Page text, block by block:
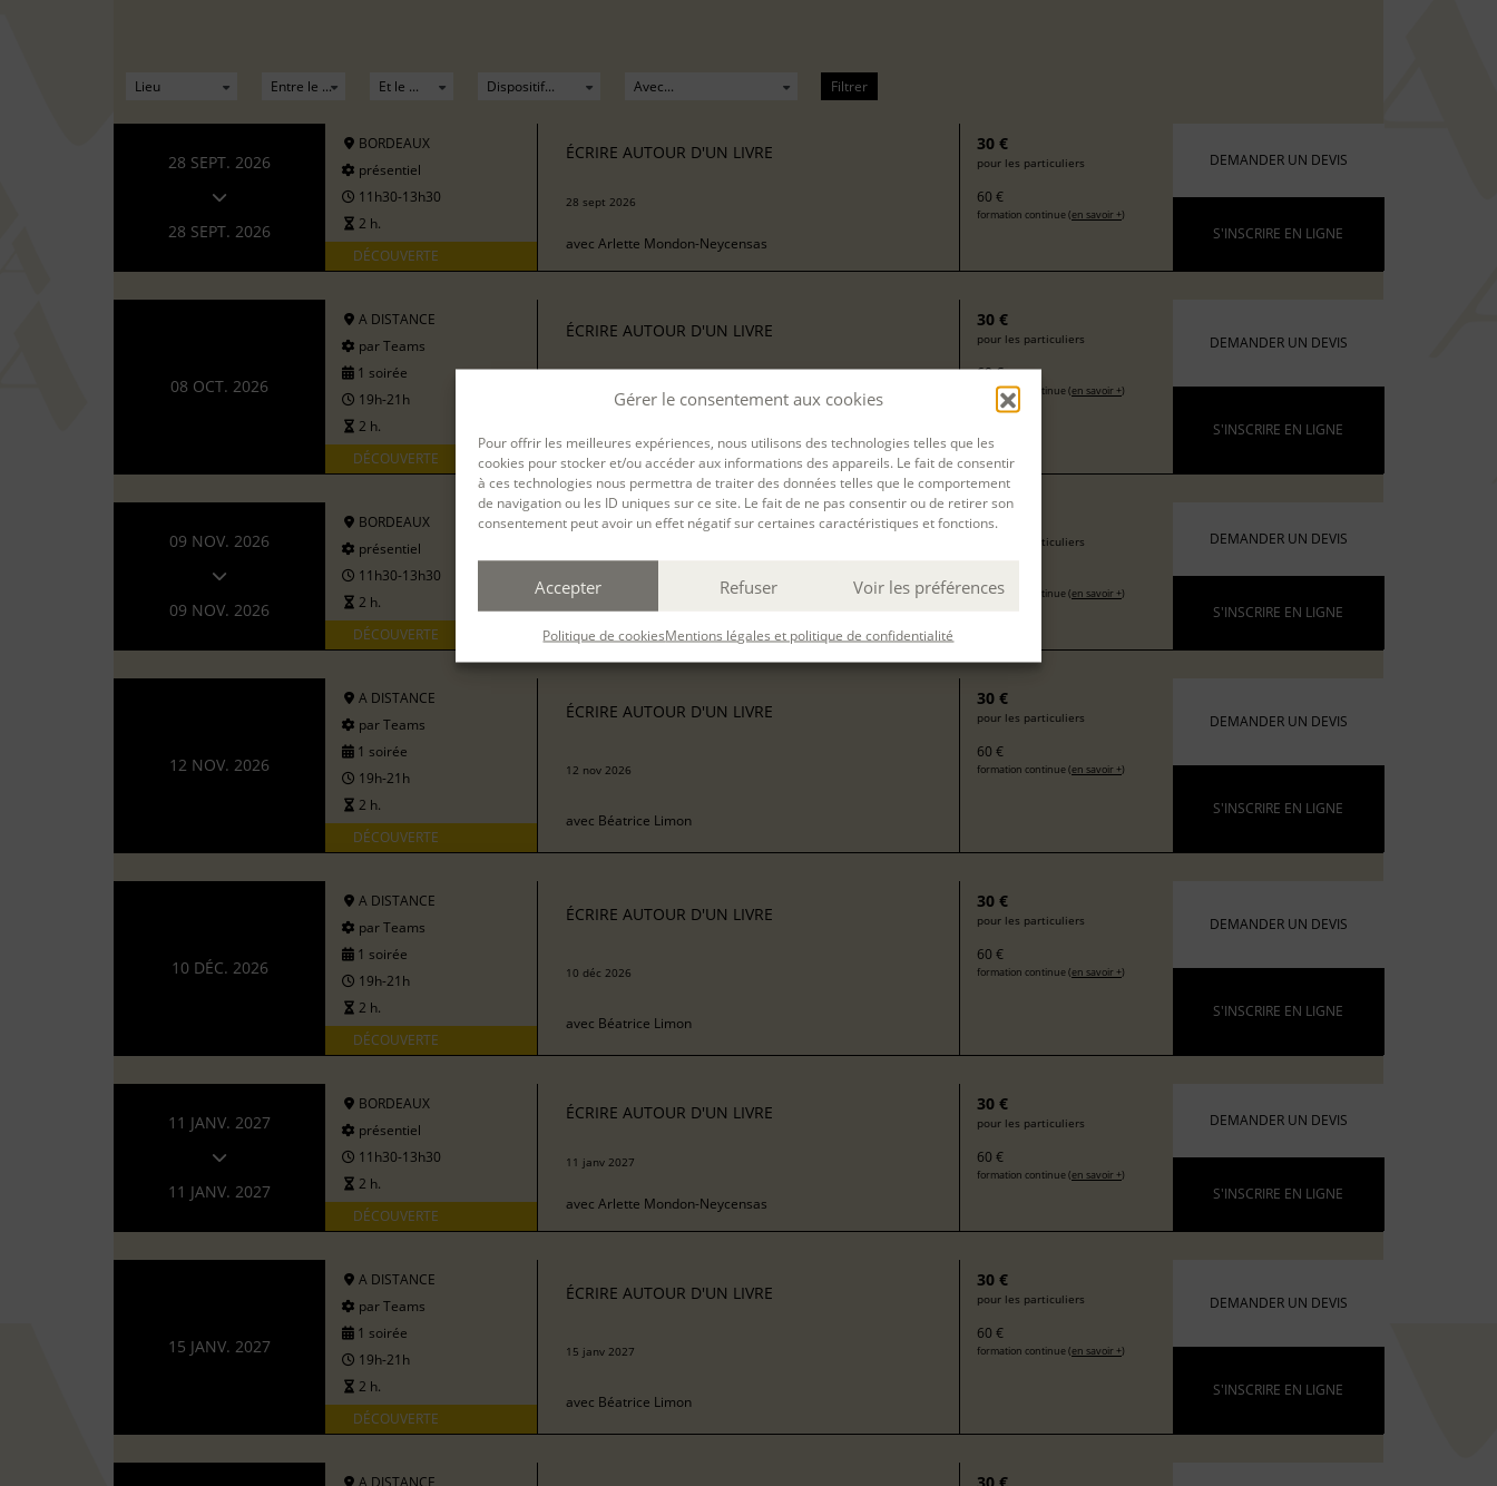
Gérer le consentement aux cookies
Pour offrir les meilleures expériences, nous utilisons des technologies telles que les
cookies pour stocker et/ou accéder aux informations des appareils. Le fait de consentir
à ces technologies nous permettra de traiter des données telles que le comportement
de navigation ou les ID uniques sur ce site. Le fait de ne pas consentir ou de retirer son
consentement peut avoir un effet négatif sur certaines caractéristiques et fonctions.
Accepter Refuser Voir les préférences
Politique de cookiesMentions légales et politique de confidentialité
Filtrer
28 SEPT. 2026
28 SEPT. 2026
BORDEAUX
présentiel
11h30-13h30
2 h.
DÉCOUVERTE
ÉCRIRE AUTOUR D'UN LIVRE
28 sept 2026
avec Arlette Mondon-Neycensas
30 €
pour les particuliers
60 €
formation continue (en savoir +)
DEMANDER UN DEVIS
S'INSCRIRE EN LIGNE
08 OCT. 2026
A DISTANCE
par Teams
1 soirée
19h-21h
2 h.
DÉCOUVERTE
ÉCRIRE AUTOUR D'UN LIVRE
(éd. La Tribu, janvier 2025)
avecBéatrice Limon
30 €
pour les particuliers
60 €
formation continue (en savoir +)
DEMANDER UN DEVIS
S'INSCRIRE EN LIGNE
09 NOV. 2026
09 NOV. 2026
BORDEAUX
présentiel
11h30-13h30
2 h.
DÉCOUVERTE
ÉCRIRE AUTOUR D'UN LIVRE
09 nov 2026
30 €
pour les particuliers
formation continue (en savoir +)
DEMANDER UN DEVIS
S'INSCRIRE EN LIGNE
12 NOV. 2026
A DISTANCE
par Teams
1 soirée
19h-21h
2 h.
DÉCOUVERTE
ÉCRIRE AUTOUR D'UN LIVRE
12 nov 2026
avec Béatrice Limon
30 €
pour les particuliers
60 €
formation continue (en savoir +)
DEMANDER UN DEVIS
S'INSCRIRE EN LIGNE
10 DÉC. 2026
A DISTANCE
par Teams
1 soirée
19h-21h
2 h.
DÉCOUVERTE
ÉCRIRE AUTOUR D'UN LIVRE
10 déc 2026
avec Béatrice Limon
30 €
pour les particuliers
60 €
formation continue (en savoir +)
DEMANDER UN DEVIS
S'INSCRIRE EN LIGNE
11 JANV. 2027
11 JANV. 2027
BORDEAUX
présentiel
11h30-13h30
2 h.
DÉCOUVERTE
ÉCRIRE AUTOUR D'UN LIVRE
11 janv 2027
avec Arlette Mondon-Neycensas
30 €
pour les particuliers
60 €
formation continue (en savoir +)
DEMANDER UN DEVIS
S'INSCRIRE EN LIGNE
15 JANV. 2027
A DISTANCE
par Teams
1 soirée
19h-21h
2 h.
DÉCOUVERTE
ÉCRIRE AUTOUR D'UN LIVRE
15 janv 2027
avec Béatrice Limon
30 €
pour les particuliers
60 €
formation continue (en savoir +)
DEMANDER UN DEVIS
S'INSCRIRE EN LIGNE
A DISTANCE